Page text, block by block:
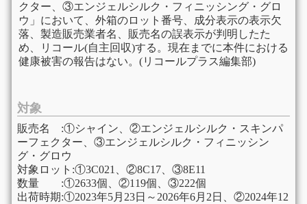
クター、③エンジェルシルク・フィニッシング・グロ
ウ」において、外箱のロット番号、成分表示の表示欠
落、製造販売業者名、販売名の誤表示が判明したた
め、リコール(自主回収)する。現在までに本件における
健康被害の報告はない。(リコールプラス編集部)
対象
販売名 :①シャイン、②エンジェルシルク・スキンパ
ーフェクター、③エンジェルシルク・フィニッシン
グ・グロウ
対象ロット:①3C021、②8C17、③8E11
数量 :①2633個、②119個、③222個
出荷時期:①2023年5月23日～2026年6月2日、②2024年12